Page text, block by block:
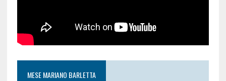
MESE MARIANO BARLETTA